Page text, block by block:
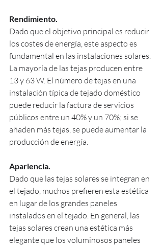
Rendimiento.
Dado que el objetivo principal es reducir
los costes de energía, este aspecto es
fundamental en las instalaciones solares.
La mayoría de las tejas producen entre
13 y 63 W. El número de tejas en una
instalación típica de tejado doméstico
puede reducir la factura de servicios
públicos entre un 40% y un 70%; si se
añaden más tejas, se puede aumentar la
producción de energía.
Apariencia.
Dado que las tejas solares se integran en
el tejado, muchos prefieren esta estética
en lugar de los grandes paneles
instalados en el tejado. En general, las
tejas solares crean una estética más
elegante que los voluminosos paneles